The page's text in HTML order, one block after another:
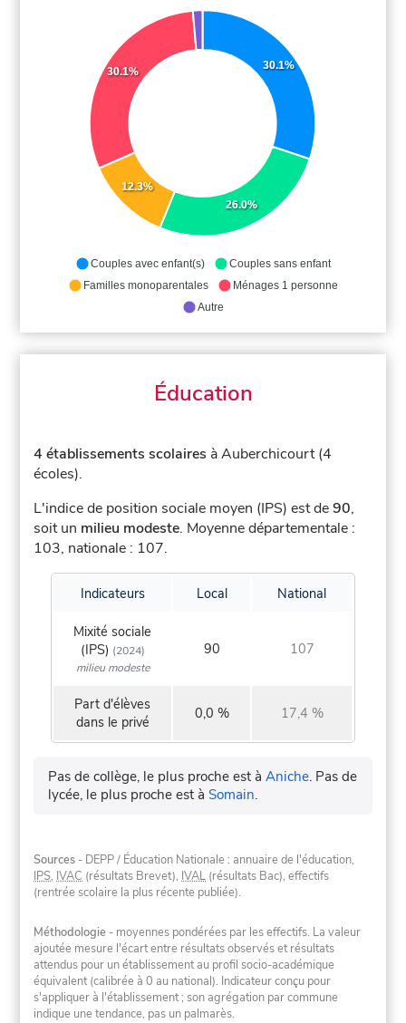
30.1%
26.0%
12.3%
30.1%
Couples avec enfant(s)
Couples sans enfant
Familles monoparentales
Ménages 1 personne
Autre
Éducation
4 établissements scolaires à Auberchicourt (4
écoles).
L'indice de position sociale moyen (IPS) est de90,
soit un milieu modeste. Moyenne départementale :
103, nationale : 107.
Indicateurs Local National
Mixité sociale
(IPS) (2024)
milieu modeste
90 107
Part d'élèves
dans le privé
0,0 % 17,4 %
Pas de collège, le plus proche est àAniche. Pas de
lycée, le plus proche est àSomain.
Sources - DEPP / Éducation Nationale : annuaire de l'éducation,
IPS, IVAC (résultats Brevet), IVAL (résultats Bac), effectifs
(rentrée scolaire la plus récente publiée).
Méthodologie - moyennes pondérées par les effectifs. La valeur
ajoutée mesure l'écart entre résultats observés et résultats
attendus pour un établissement au profil socio-académique
équivalent (calibrée à 0 au national). Indicateur conçu pour
s'appliquer à l'établissement ; son agrégation par commune
indique une tendance, pas un palmarès.